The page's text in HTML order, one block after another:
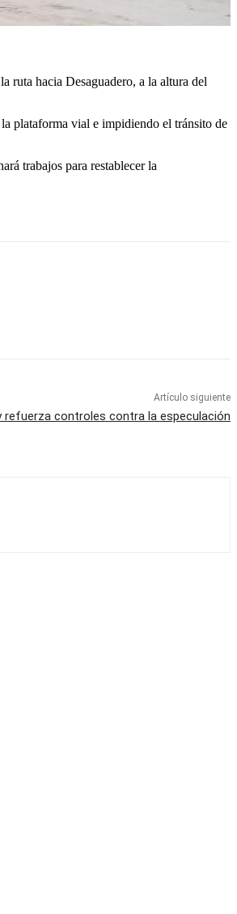
ruta hacia Desaguadero, a la altura del
plataforma vial e impidiendo el tránsito de
trabajos para restablecer la
Artículo siguiente
refuerza controles contra la especulación